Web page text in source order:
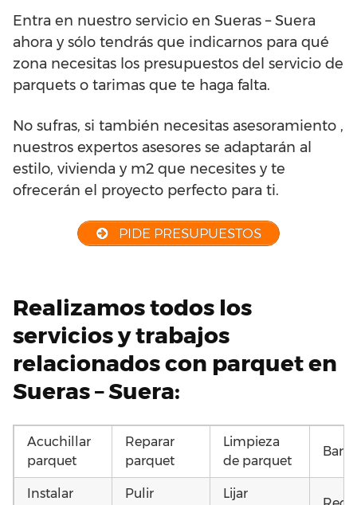
Entra en nuestro servicio en Sueras – Suera
ahora y sólo tendrás que indicarnos para qué
zona necesitas los presupuestos del servicio de
parquets o tarimas que te haga falta.
No sufras, si también necesitas asesoramiento ,
nuestros expertos asesores se adaptarán al
estilo, vivienda y m2 que necesites y te
ofrecerán el proyecto perfecto para ti.
PIDE PRESUPUESTOS
Realizamos todos los
servicios y trabajos
relacionados con parquet en
Sueras – Suera:
Acuchillar
parquet
Reparar
parquet
Limpieza
de parquet
Instalar
Pulir
Lijar